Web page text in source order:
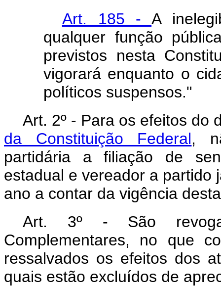
Art. 185 -A
qualquer função
previstos nesta
vigorará enquanto o
políticos suspensos."
Art. 2º - Para os efeitos do
da Constituição Federal,
partidária a filiação de
estadual e vereador a partido
ano a contar da vigência
Art. 3º - São
Complementares, no que
ressalvados os efeitos dos
quais estão excluídos de